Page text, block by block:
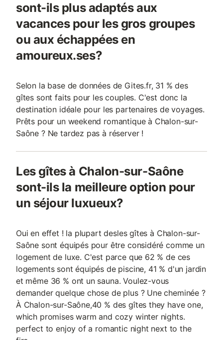
sont-ils plus adaptés aux
vacances pour les gros groupes
ou aux échappées en
amoureux.ses?
Selon la base de données de Gites.fr, 31 % des
gîtes sont faits pour les couples. C'est donc la
destination idéale pour les partenaires de voyages.
Prêts pour un weekend romantique à Chalon-sur-
Saône ? Ne tardez pas à réserver !
Les gîtes à Chalon-sur-Saône
sont-ils la meilleure option pour
un séjour luxueux?
Oui en effet ! la plupart desles gîtes à Chalon-sur-
Saône sont équipés pour être considéré comme un
logement de luxe. C'est parce que 62 % de ces
logements sont équipés de piscine, 41 % d'un jardin
et même 36 % ont un sauna. Voulez-vous
demander quelque chose de plus ? Une cheminée ?
À Chalon-sur-Saône,40 % des gîtes they have one,
which promises warm and cozy winter nights.
perfect to enjoy of a romantic night next to the